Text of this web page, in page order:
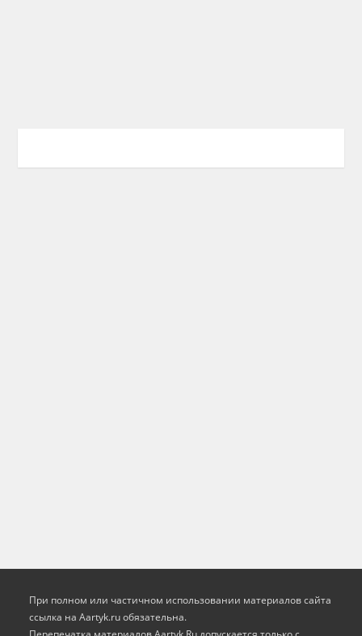
При полном или частичном использовании материалов сайта
ссылка на Aartyk.ru oбязательна.